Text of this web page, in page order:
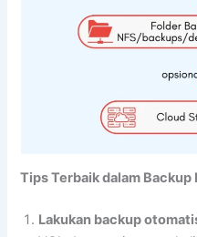
Tips Terbaik dalam Backup
Lakukan backup